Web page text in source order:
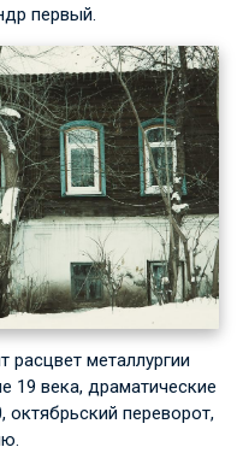
первый.
расцвет металлургии
19 века, драматические
переворот,